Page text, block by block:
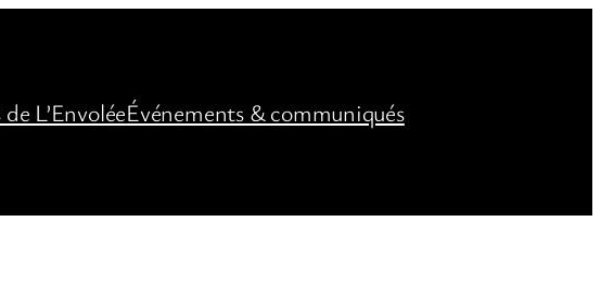
L’EnvoléeÉvénements & communiqués